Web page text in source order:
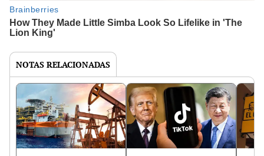
NOTAS RELACIONADAS